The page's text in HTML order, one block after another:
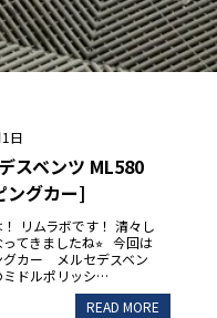
日
スベンツ ML580
ングカー]
リムラボです！ 清々し
ってきましたね⭐︎ 今回は
グカー メルセデスベン
ミドルポリッシ…
READ MORE